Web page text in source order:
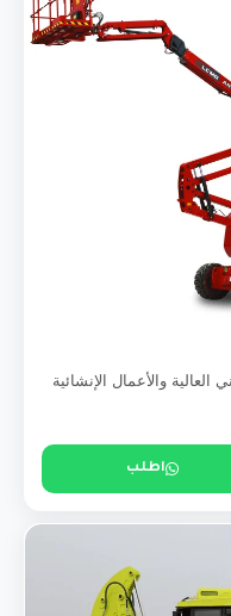
والأعمال الإنشائية
اطلب